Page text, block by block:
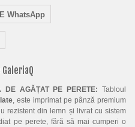
WhatsApp
DE AGĂȚAT PE PERETE:Tabloul
, este imprimat pe pânză premium
rezistent din lemn și livrat cu sistem
pe perete, fără să mai cumperi o